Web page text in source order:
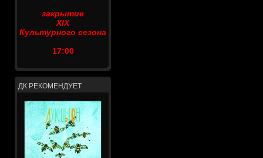
закрытие
XIX
Культурного сезона
17:00
ДК РЕКОМЕНДУЕТ